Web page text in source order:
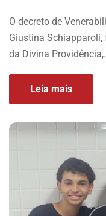
O decreto de
Giustina
da Divina
Leia mais